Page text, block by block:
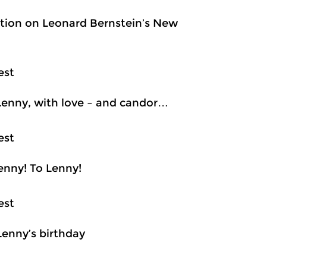
on Leonard Bernstein’s New
with love – and candor…
To Lenny!
birthday